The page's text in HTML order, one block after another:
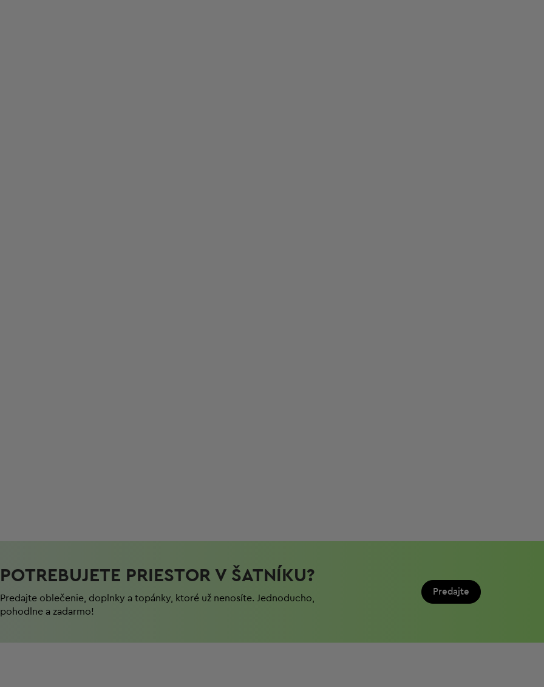
POTREBUJETE PRIESTOR V ŠATNÍKU?
Predajte oblečenie, doplnky a topánky, ktoré už nenosíte. Jednoduchо,
pohodlnе a zadarmo!
Predajte